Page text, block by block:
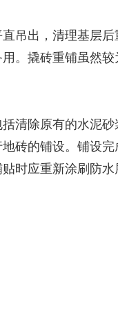
吊出，清理基层
。撬砖重铺虽然
清除原有的水泥
砖的铺设。铺设
时应重新涂刷防